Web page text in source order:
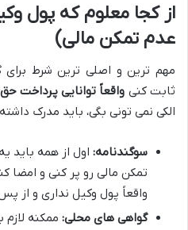
از کجا معلوم که پول
عدم تمکن مالی)
مهم ترین و اصلی ترین شرط برای
ثابت کنی واقعاً توانایی پرداخت حق
الکی نمی تونی بگی، باید مدرک
سوگندنامه: اول از همه باید
تمکن مالی رو پر کنی و امضا
واقعاً پول وکیل نداری و از
گواهی های محلی: ممکنه